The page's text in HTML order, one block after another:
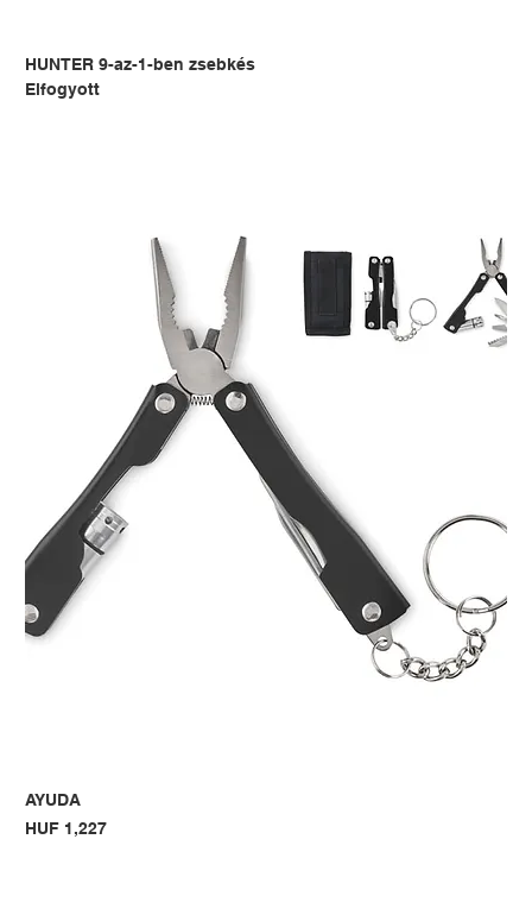
HUNTER 9-az-1-ben zsebkés
Elfogyott
AYUDA
Price
HUF 1,227